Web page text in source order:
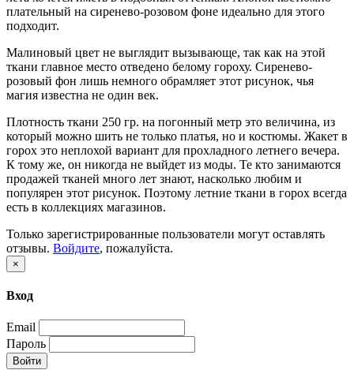
плательный на сиренево-розовом фоне идеально для этого
подходит.
Малиновый цвет не выглядит вызывающе, так как на этой
ткани главное место отведено белому гороху. Сиренево-
розовый фон лишь немного обрамляет этот рисунок, чья
магия известна не один век.
Плотность ткани 250 гр. на погонный метр это величина, из
который можно шить не только платья, но и костюмы. Жакет в
горох это неплохой вариант для прохладного летнего вечера.
К тому же, он никогда не выйдет из моды. Те кто занимаются
продажей тканей много лет знают, насколько любим и
популярен этот рисунок. Поэтому летние ткани в горох всегда
есть в коллекциях магазинов.
Только зарегистрированные пользователи могут оставлять
отзывы. Войдите, пожалуйста.
×
Вход
Email
Пароль
Войти